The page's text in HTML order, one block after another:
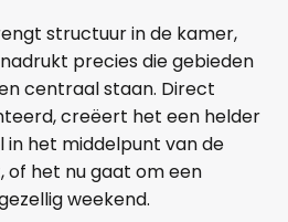
structuur in de kamer,
precies die gebieden
centraal staan. Direct
creëert het een helder
het middelpunt van de
of het nu gaat om een
weekend.